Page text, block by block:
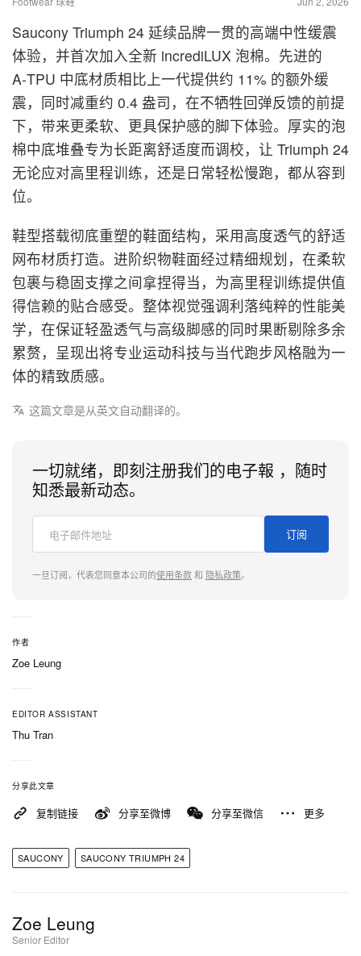
Saucony Triumph 24 延续品牌一贯的高端中性缓震
体验，并首次加入全新 incrediLUX 泡棉。先进的
A‑TPU 中底材质相比上一代提供约 11% 的额外缓
震，同时减重约 0.4 盎司，在不牺牲回弹反馈的前提
下，带来更柔软、更具保护感的脚下体验。厚实的泡
棉中底堆叠专为长距离舒适度而调校，让 Triumph 24
无论应对高里程训练，还是日常轻松慢跑，都从容到
位。
鞋型搭载彻底重塑的鞋面结构，采用高度透气的舒适
网布材质打造。进阶织物鞋面经过精细规划，在柔软
包裹与稳固支撑之间拿捏得当，为高里程训练提供值
得信赖的贴合感受。整体视觉强调利落纯粹的性能美
学，在保证轻盈透气与高级脚感的同时果断剔除多余
累赘，呈现出将专业运动科技与当代跑步风格融为一
体的精致质感。
这篇文章是从英文自动翻译的。
一切就绪，即刻注册我们的电子報 ，随时
知悉最新动态。
订阅
一旦订阅，代表您同意本公司的使用条款和 隐私政策。
作者
Zoe Leung
EDITOR ASSISTANT
Thu Tran
分享此文章
复制链接 分享至微博 分享至微信 更多
SAUCONY SAUCONY TRIUMPH 24
Zoe Leung
Senior Editor